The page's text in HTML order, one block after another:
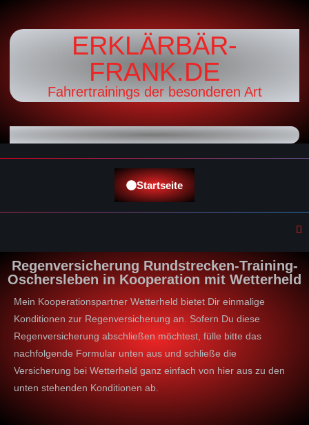
ERKLÄRBÄR-
FRANK.DE
Fahrertrainings der besonderen Art
Startseite
Regenversicherung Rundstrecken-Training-
Oschersleben in Kooperation mit Wetterheld
Mein Kooperationspartner Wetterheld bietet Dir einmalige
Konditionen zur Regenversicherung an. Sofern Du diese
Regenversicherung abschließen möchtest, fülle bitte das
nachfolgende Formular unten aus und schließe die
Versicherung bei Wetterheld ganz einfach von hier aus zu den
unten stehenden Konditionen ab.